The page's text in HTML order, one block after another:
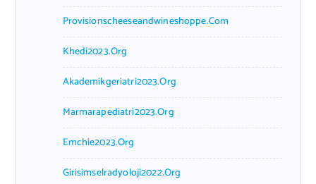
Provisionscheeseandwineshoppe.com
Khedi2023.org
Akademikgeriatri2023.org
Marmarapediatri2023.org
Emchie2023.org
Girisimselradyoloji2022.org